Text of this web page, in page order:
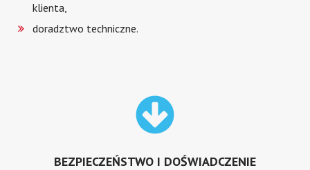
klienta,
doradztwo techniczne.
BEZPIECZEŃSTWO I DOŚWIADCZENIE